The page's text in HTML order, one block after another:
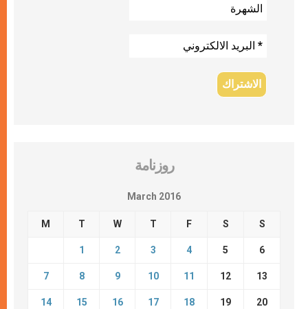
روزنامة
March 2016
M T W T F S S
1 2 3 4 5 6
7 8 9 10 11 12 13
14 15 16 17 18 19 20